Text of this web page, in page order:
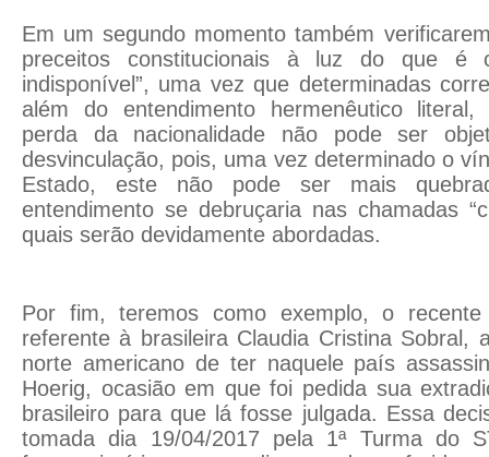
Em um segundo momento também
preceitos constitucionais à luz do que é
indisponível”, uma vez que determinadas
além do entendimento hermenêutico
perda da nacionalidade não pode ser
desvinculação, pois, uma vez determinado o
Estado, este não pode ser mais
entendimento se debruçaria nas chamadas
quais serão devidamente abordadas.
Por fim, teremos como exemplo, o
referente à brasileira Claudia Cristina Sobral,
norte americano de ter naquele país
Hoerig, ocasião em que foi pedida sua
brasileiro para que lá fosse julgada. Essa
tomada dia 19/04/2017 pela 1ª Turma do